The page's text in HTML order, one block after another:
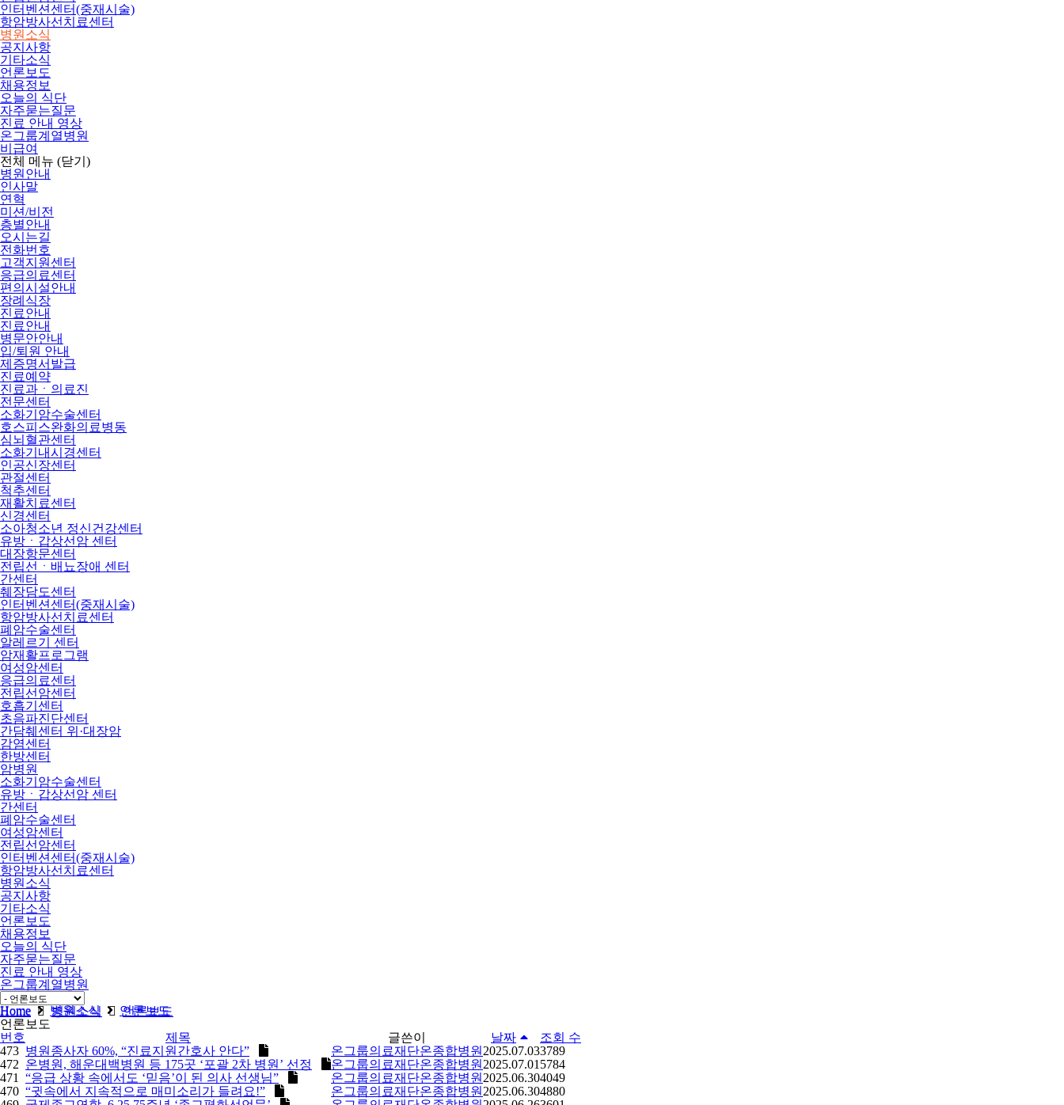
인터벤션센터(중재시술)
항암방사선치료센터
병원소식
공지사항
기타소식
언론보도
채용정보
오늘의 식단
자주묻는질문
진료 안내 영상
온그룹계열병원
비급여
전체 메뉴 (닫기)
병원안내
인사말
연혁
미션/비전
층별안내
오시는길
전화번호
고객지원센터
응급의료센터
편의시설안내
장례식장
진료안내
진료안내
병문안안내
입/퇴원 안내
제증명서발급
진료예약
진료과ㆍ의료진
전문센터
소화기암수술센터
호스피스완화의료병동
심뇌혈관센터
소화기내시경센터
인공신장센터
관절센터
척추센터
재활치료센터
신경센터
소아청소년 정신건강센터
유방ㆍ갑상선암 센터
대장항문센터
전립선ㆍ배뇨장애 센터
간센터
췌장담도센터
인터벤션센터(중재시술)
항암방사선치료센터
폐암수술센터
알레르기 센터
암재활프로그램
여성암센터
응급의료센터
전립선암센터
호흡기센터
초음파진단센터
간담췌센터 위·대장암
감염센터
한방센터
암병원
소화기암수술센터
유방ㆍ갑상선암 센터
간센터
폐암수술센터
여성암센터
전립선암센터
인터벤션센터(중재시술)
항암방사선치료센터
병원소식
공지사항
기타소식
언론보도
채용정보
오늘의 식단
자주묻는질문
진료 안내 영상
온그룹계열병원
비급여
Home
병원소식 언론보도
Home 병원소식
언론보도
언론보도
번호
제목 글쓴이 날짜
조회 수
473 병원종사자 60%, “진료지원간호사 안다” 온그룹의료재단온종합병원 2025.07.033789
472 온병원, 해운대백병원 등 175곳 ‘포괄 2차 병원’ 선정 온그룹의료재단온종합병원 2025.07.01 5784
471
“응급 상황 속에서도 ‘믿음’이 된 의사 선생님” 온그룹의료재단온종합병원 2025.06.304049
470 “귓속에서 지속적으로 매미소리가 들려요!” 온그룹의료재단온종합병원 2025.06.304880